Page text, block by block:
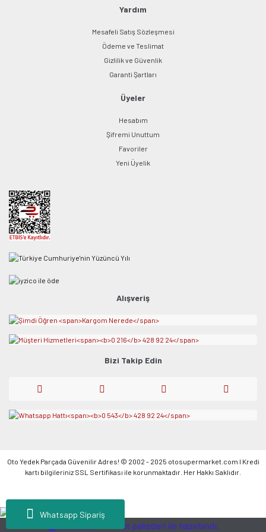
Whatsapp Sipariş
Yardım
Mesafeli Satış Sözleşmesi
Ödeme ve Teslimat
Gizlilik ve Güvenlik
Garanti Şartları
Üyeler
Hesabım
Şifremi Unuttum
Favoriler
Yeni Üyelik
Alışveriş
Bizi Takip Edin
Oto Yedek Parçada Güvenilir Adres! © 2002 - 2025 otosupermarket.com l Kredi
kartı bilgileriniz SSL Sertifikası ile korunmaktadır. Her Hakkı Saklıdır.
e-